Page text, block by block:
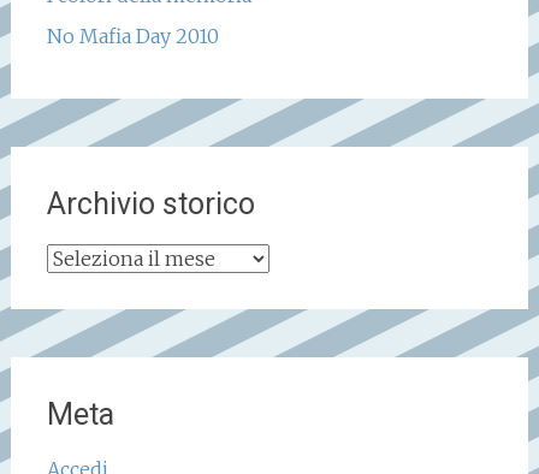
No Mafia Day 2010
Archivio storico
Archivio
Meta
Accedi